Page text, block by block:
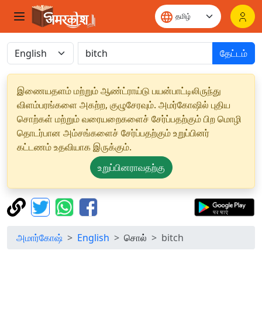
தேட்டம்
இணையதளம் மற்றும் ஆண்ட்ராய்டு பயன்பாட்டிலிருந்து
விளம்பரங்களை அகற்ற, குழுசேரவும். அமர்கோஷில் புதிய
சொற்கள் மற்றும் வரையறைகளைச் சேர்ப்பதற்கும் பிற மொழி
தொடர்பான அம்சங்களைச் சேர்ப்பதற்கும் உறுப்பினர்
கட்டணம் உதவியாக இருக்கும்.
உறுப்பினராவதற்கு
அமார்கோஷ் English சொல் bitch